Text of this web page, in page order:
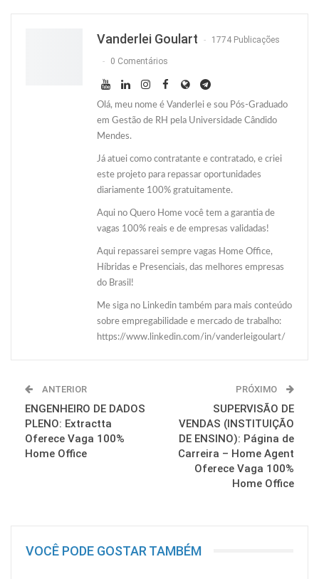
Vanderlei Goulart 1774 Publicações
0 Comentários
Olá, meu nome é Vanderlei e sou Pós-Graduado
em Gestão de RH pela Universidade Cândido
Mendes.
Já atuei como contratante e contratado, e criei
este projeto para repassar oportunidades
diariamente 100% gratuitamente.
Aqui no Quero Home você tem a garantia de
vagas 100% reais e de empresas validadas!
Aqui repassarei sempre vagas Home Office,
Híbridas e Presenciais, das melhores empresas
do Brasil!
Me siga no Linkedin também para mais conteúdo
sobre empregabilidade e mercado de trabalho:
https://www.linkedin.com/in/vanderleigoulart/
ANTERIOR
ENGENHEIRO DE DADOS
PLENO: Extractta
Oferece Vaga 100%
Home Office
PRÓXIMO
SUPERVISÃO DE
VENDAS (INSTITUIÇÃO
DE ENSINO): Página de
Carreira – Home Agent
Oferece Vaga 100%
Home Office
VOCÊ PODE GOSTAR TAMBÉM